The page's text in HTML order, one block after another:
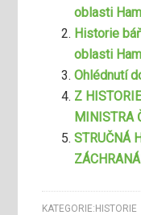
oblasti
Historie
oblasti
Ohlédnutí
Z
MINISTRA
STRUČNÁ
KATEGORIE:HISTORIE